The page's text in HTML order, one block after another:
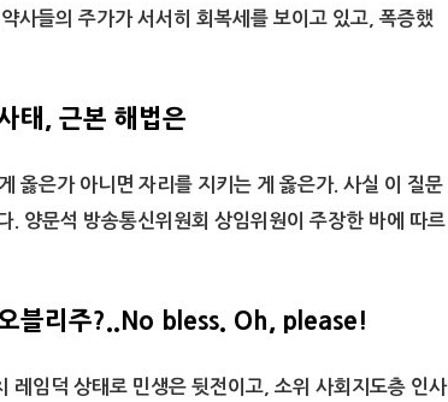
사들의 주가가 서서히 회복세를 보이고 있고, 폭증했
태, 근본 해법은
옳은가 아니면 자리를 지키는 게 옳은가. 사실 이 질문
. 양문석 방송통신위원회 상임위원이 주장한 바에 따르
블리주?..No bless. Oh, please!
레임덕 상태로 민생은 뒷전이고, 소위 사회지도층 인사